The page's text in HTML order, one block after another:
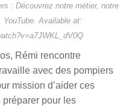
: Découvrez notre métier, notre
Available at:
Rémi rencontre
avec des pompiers
mission d’aider ces
préparer pour les